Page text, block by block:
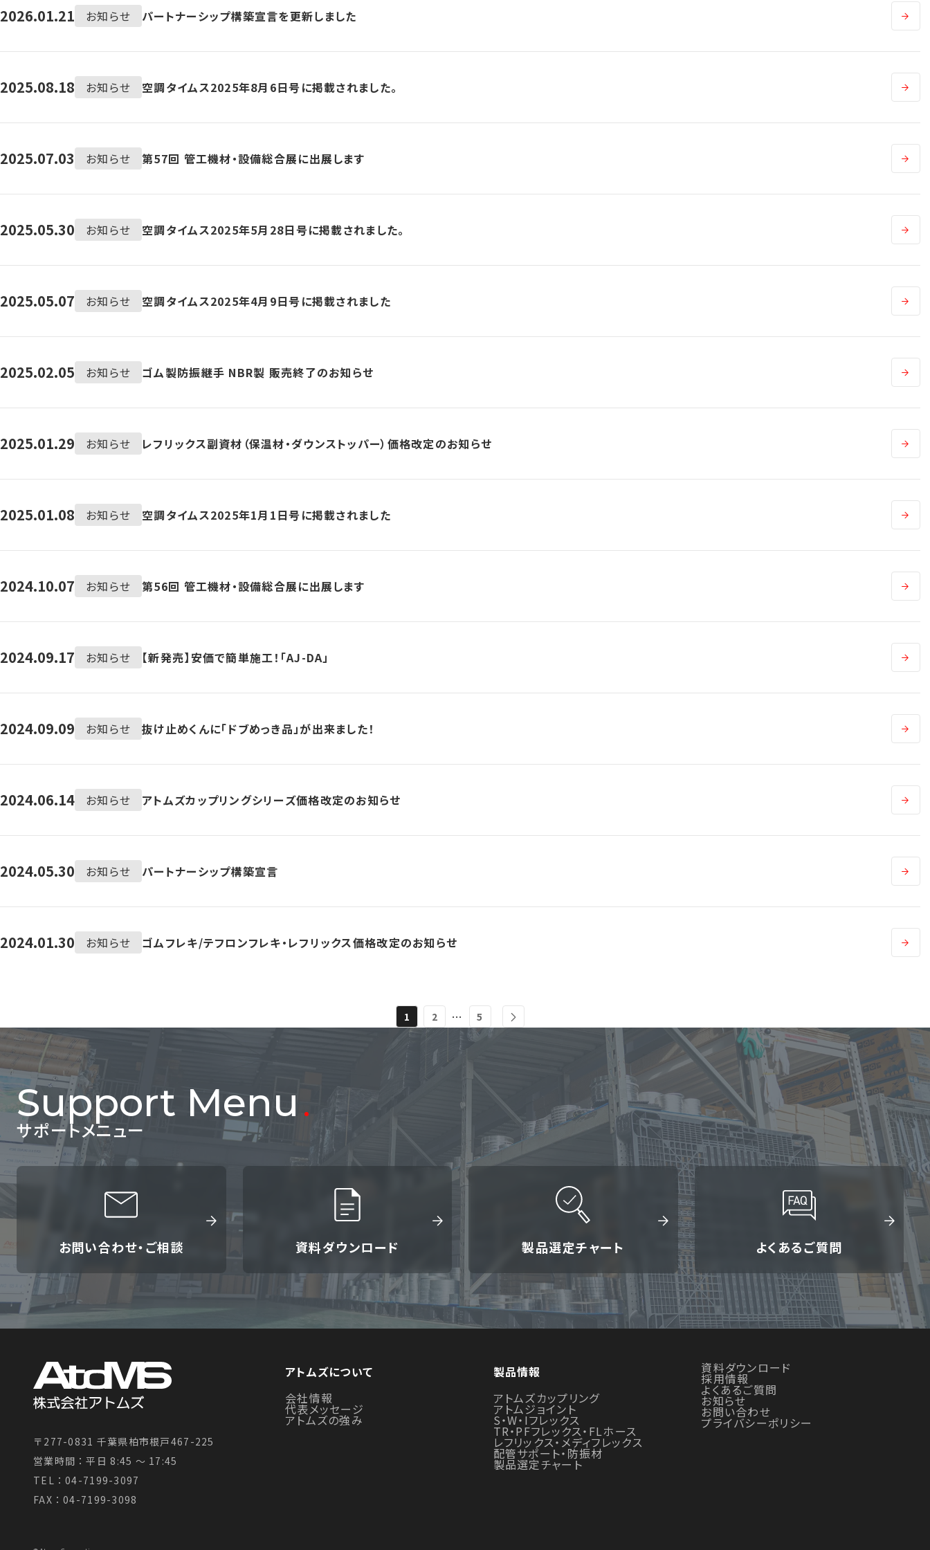
2026.01.21 お知らせ パートナーシップ構築宣言を更新しました
2025.08.18 お知らせ 空調タイムス2025年8月6日号に掲載されました。
2025.07.03 お知らせ 第57回 管工機材・設備総合展に出展します
2025.05.30 お知らせ 空調タイムス2025年5月28日号に掲載されました。
2025.05.07 お知らせ 空調タイムス2025年4月9日号に掲載されました
2025.02.05 お知らせ ゴム製防振継手 NBR製 販売終了のお知らせ
2025.01.29 お知らせ レフリックス副資材（保温材・ダウンストッパー）価格改定のお知らせ
2025.01.08 お知らせ 空調タイムス2025年1月1日号に掲載されました
2024.10.07 お知らせ 第56回 管工機材・設備総合展に出展します
2024.09.17 お知らせ 【新発売】安価で簡単施工！「AJ-DA」
2024.09.09 お知らせ 抜け止めくんに「ドブめっき品」が出来ました！
2024.06.14 お知らせ アトムズカップリングシリーズ価格改定のお知らせ
2024.05.30 お知らせ パートナーシップ構築宣言
2024.01.30 お知らせ ゴムフレキ/テフロンフレキ・レフリックス価格改定のお知らせ
1 2 … 5
Support Menu
サポートメニュー
お問い合わせ・ご相談 資料ダウンロード 製品選定チャート よくあるご質問
〒277-0831 千葉県柏市根戸467-225
営業時間：平日 8:45 〜 17:45
TEL：04-7199-3097
FAX：04-7199-3098
アトムズについて
会社情報
代表メッセージ
アトムズの強み
製品情報
アトムズカップリング
アトムジョイント
S・W・Iフレックス
TR・PFフレックス・FLホース
レフリックス・メディフレックス
配管サポート・防振材
製品選定チャート
資料ダウンロード
採用情報
よくあるご質問
お知らせ
お問い合わせ
プライバシーポリシー